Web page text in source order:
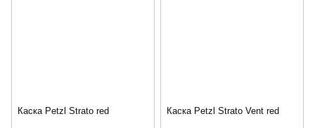
Каска Petzl Strato red Каска Petzl Strato Vent red